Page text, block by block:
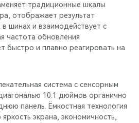
традиционные шкалы
отображает результат
шинах и взаимодействует с
частота обновления
быстро и плавно реагировать на
система с сенсорным
10.1 дюймов органично
панель. Ёмкостная технология
экрана, экономичность,